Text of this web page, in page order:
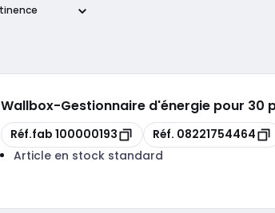
Wallbox-Gestionnaire d'énergie pour 30
Copie
Réf.fab 100000193 Copie
Réf. 08221754464
Article en stock standard